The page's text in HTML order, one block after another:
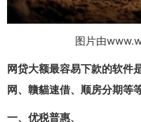
图片由
网贷大额最容易下款的软件
网、贛貓速借、顺房分期等等
一、优税普惠、